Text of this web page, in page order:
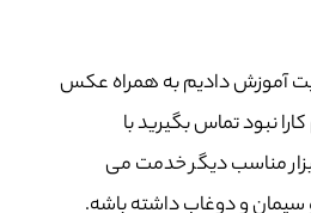
آموزش دادیم به همراه عکس
نبود تماس بگیرید با
مناسب دیگر خدمت می
و دوغاب داشته باشه.